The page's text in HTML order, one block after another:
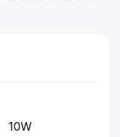
10W